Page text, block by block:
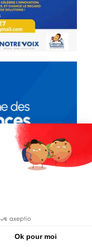
Ok pour moi